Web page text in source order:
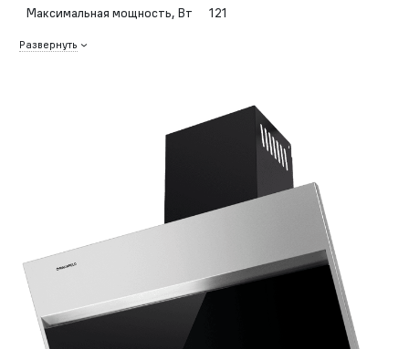
Максимальная мощность, Вт 121
Развернуть